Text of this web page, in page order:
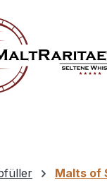
Malts of